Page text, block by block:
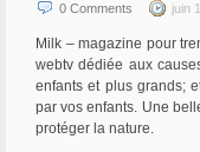
0 Comments juin
Milk – magazine pour
webtv dédiée aux
enfants et plus grands;
par vos enfants. Une
protéger la nature.